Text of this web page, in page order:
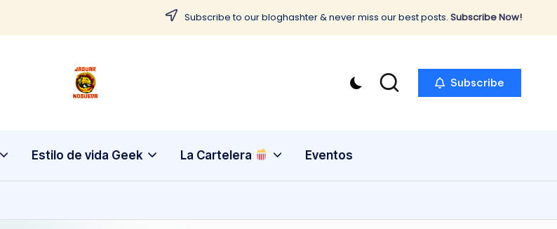
Subscribe to our bloghashter & never miss our best posts. Subscribe Now!
J
g
u
a
CONTENIDO
Subscribe
Estilo de vida Geek La Cartelera Eventos